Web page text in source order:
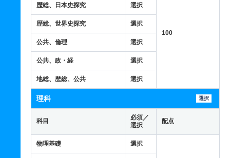
100
歴総、日本史探究 選択
歴総、世界史探究 選択
公共、倫理 選択
公共、政・経 選択
地総、歴総、公共 選択
理科 選択
科目
必須／
選択
配点
物理基礎 選択